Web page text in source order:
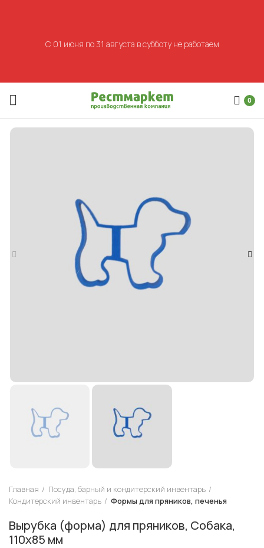
0
Главная
Посуда, барный и кондитерский инвентарь
Кондитерский инвентарь
Формы для пряников, печенья
Вырубка (форма) для пряников, Собака,
110х85 мм
С 01 июня по 31 августа в субботу не работаем